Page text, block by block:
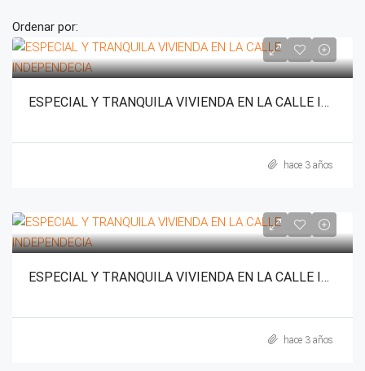
Ordenar por:
ESPECIAL Y TRANQUILA VIVIENDA EN LA CALLE INDEPENDECIA
hace 3 años
ESPECIAL Y TRANQUILA VIVIENDA EN LA CALLE INDEPENDECIA
hace 3 años